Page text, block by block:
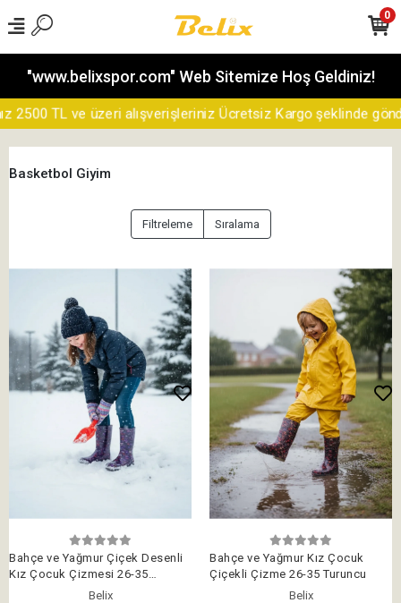
"www.belixspor.com" Web Sitemize Hoş Geldiniz!
2500 TL ve üzeri alışverişleriniz Ücretsiz Kargo şeklinde
0
Basketbol Giyim
Filtreleme Sıralama
Bahçe ve Yağmur Çiçek Desenli
Kız Çocuk Çizmesi 26-35
Belix
Bahçe ve Yağmur Kız Çocuk
Çiçekli Çizme 26-35 Turuncu
Belix